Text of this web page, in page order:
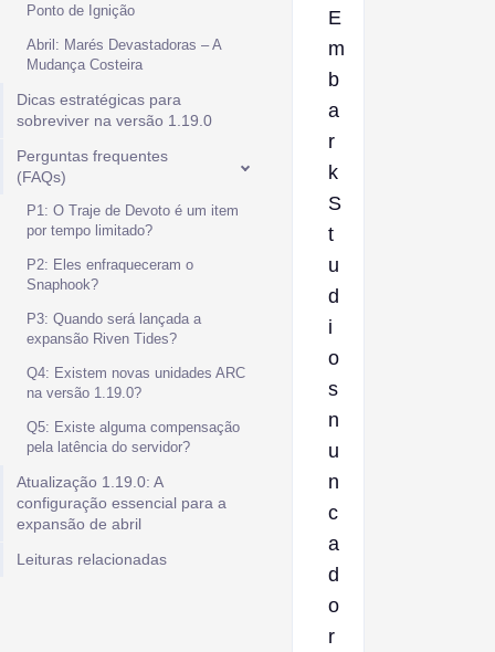
Ponto de Ignição
Abril: Marés Devastadoras – A
Mudança Costeira
Dicas estratégicas para
sobreviver na versão 1.19.0
Perguntas frequentes
(FAQs)
P1: O Traje de Devoto é um item
por tempo limitado?
P2: Eles enfraqueceram o
Snaphook?
P3: Quando será lançada a
expansão Riven Tides?
Q4: Existem novas unidades ARC
na versão 1.19.0?
Q5: Existe alguma compensação
pela latência do servidor?
Atualização 1.19.0: A
configuração essencial para a
expansão de abril
Leituras relacionadas
E
m
b
a
r
k
S
t
u
d
i
o
s
n
u
n
c
a
d
o
r